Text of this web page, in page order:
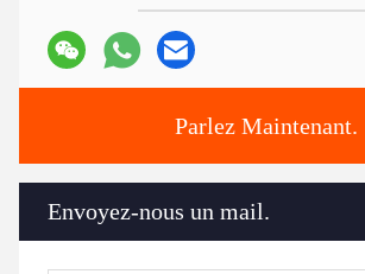
Parlez Maintenant.
Envoyez-nous un mail.